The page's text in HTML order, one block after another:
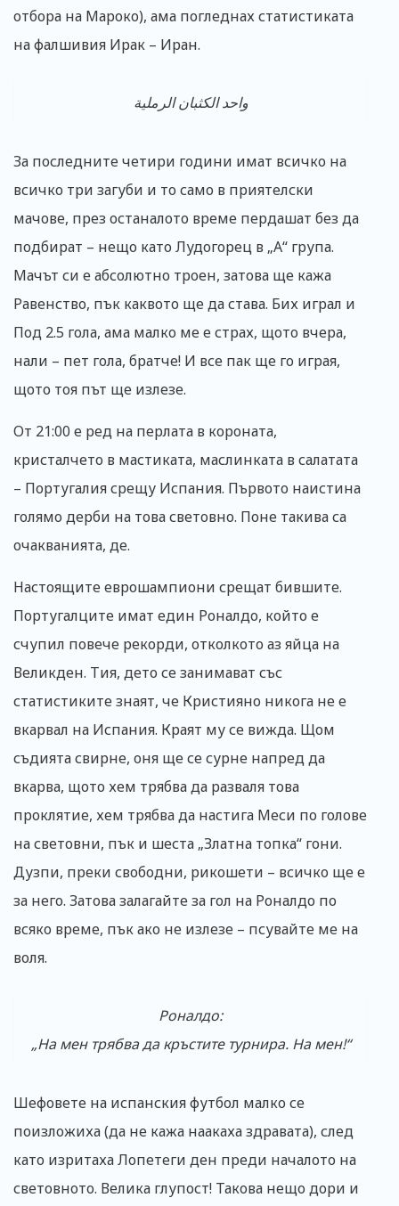
отбора на Мароко), ама погледнах статистиката
на фалшивия Ирак – Иран.
واحد الكثبان الرملية
За последните четири години имат всичко на
всичко три загуби и то само в приятелски
мачове, през останалото време пердашат без да
подбират – нещо като Лудогорец в „А“ група.
Мачът си е абсолютно троен, затова ще кажа
Равенство, пък каквото ще да става. Бих играл и
Под 2.5 гола, ама малко ме е страх, щото вчера,
нали – пет гола, братче! И все пак ще го играя,
щото тоя път ще излезе.
От 21:00 е ред на перлата в короната,
кристалчето в мастиката, маслинката в салатата
– Португалия срещу Испания. Първото наистина
голямо дерби на това световно. Поне такива са
очакванията, де.
Настоящите еврошампиони срещат бившите.
Португалците имат един Роналдо, който е
счупил повече рекорди, отколкото аз яйца на
Великден. Тия, дето се занимават със
статистиките знаят, че Кристияно никога не е
вкарвал на Испания. Краят му се вижда. Щом
съдията свирне, оня ще се сурне напред да
вкарва, щото хем трябва да разваля това
проклятие, хем трябва да настига Меси по голове
на световни, пък и шеста „Златна топка“ гони.
Дузпи, преки свободни, рикошети – всичко ще е
за него. Затова залагайте за гол на Роналдо по
всяко време, пък ако не излезе – псувайте ме на
воля.
Роналдо:
„На мен трябва да кръстите турнира. На мен!“
Шефовете на испанския футбол малко се
поизложиха (да не кажа наакаха здравата), след
като изритаха Лопетеги ден преди началото на
световното. Велика глупост! Такова нещо дори и